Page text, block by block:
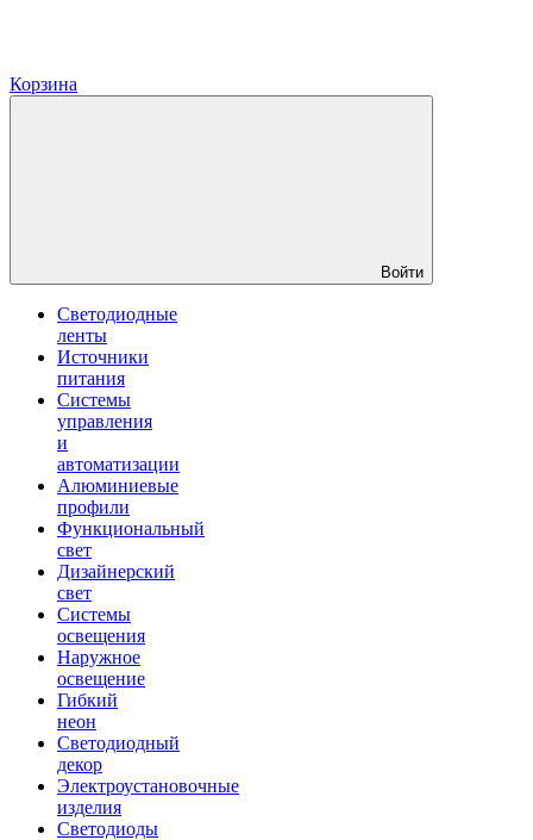
Корзина
Войти
Светодиодные
ленты
Источники
питания
Системы
управления
и
автоматизации
Алюминиевые
профили
Функциональный
свет
Дизайнерский
свет
Системы
освещения
Наружное
освещение
Гибкий
неон
Светодиодный
декор
Электроустановочные
изделия
Светодиоды